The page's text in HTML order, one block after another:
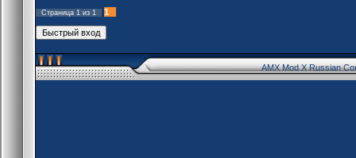
Страница 1 из 1 1
AMX Mod X Russian